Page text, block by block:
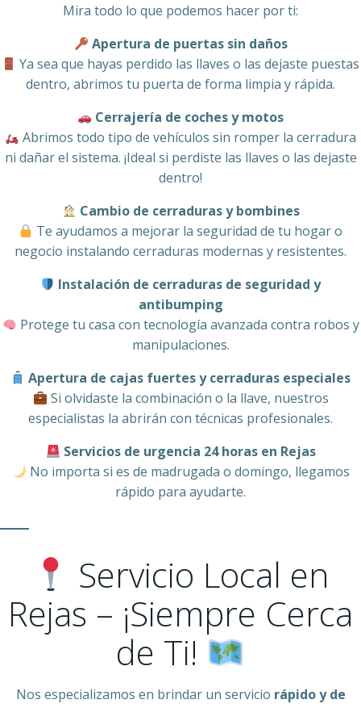
Mira todo lo que podemos hacer por ti:
Apertura de puertas sin daños
Ya sea que hayas perdido las llaves o las dejaste puestas
dentro, abrimos tu puerta de forma limpia y rápida.
Cerrajería de coches y motos
Abrimos todo tipo de vehículos sin romper la cerradura
ni dañar el sistema. ¡Ideal si perdiste las llaves o las dejaste
dentro!
Cambio de cerraduras y bombines
Te ayudamos a mejorar la seguridad de tu hogar o
negocio instalando cerraduras modernas y resistentes.
Instalación de cerraduras de seguridad y
antibumping
Protege tu casa con tecnología avanzada contra robos y
manipulaciones.
Apertura de cajas fuertes y cerraduras especiales
Si olvidaste la combinación o la llave, nuestros
especialistas la abrirán con técnicas profesionales.
Servicios de urgencia 24 horas en Rejas
No importa si es de madrugada o domingo, llegamos
rápido para ayudarte.
Servicio Local en
Rejas – ¡Siempre Cerca
de Ti!
Nos especializamos en brindar un servicio rápido y de